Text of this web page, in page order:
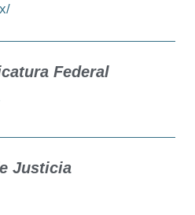
Federal
Justicia